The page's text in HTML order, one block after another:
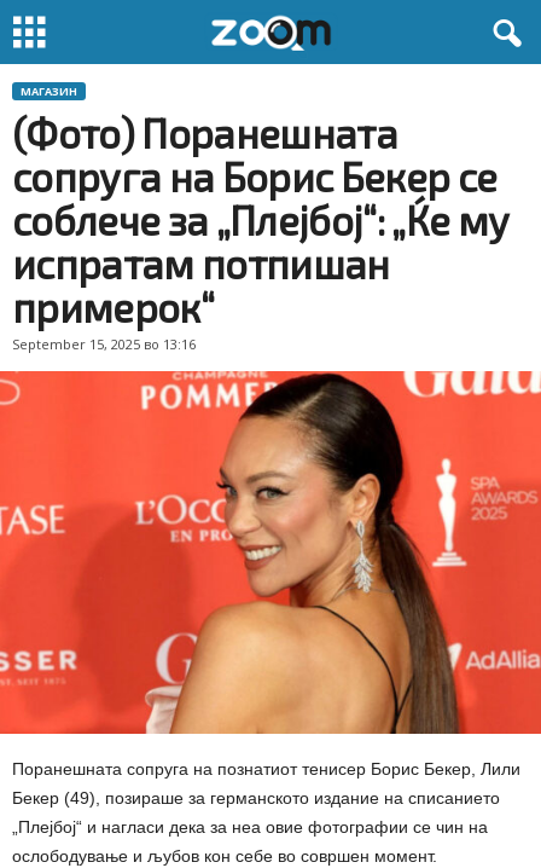
МАГАЗИН
(Фото) Поранешната
сопруга на Борис Бекер се
соблече за „Плејбој“: „Ќе му
испратам потпишан
примерок“
September 15, 2025 во 13:16
Поранешната сопруга на познатиот тенисер Борис Бекер, Лили
Бекер (49), позираше за германското издание на списанието
„Плејбој“ и нагласи дека за неа овие фотографии се чин на
ослободување и љубов кон себе во совршен момент.